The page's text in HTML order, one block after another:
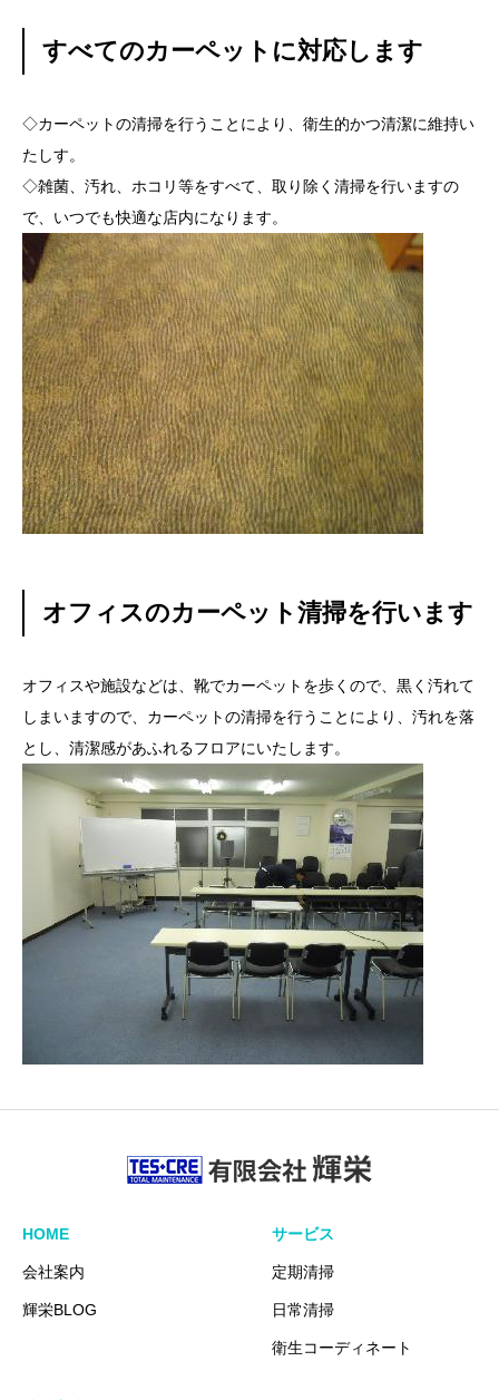
すべてのカーペットに対応します
◇カーペットの清掃を行うことにより、衛生的かつ清潔に維持い
たしす。
◇雑菌、汚れ、ホコリ等をすべて、取り除く清掃を行いますの
で、いつでも快適な店内になります。
オフィスのカーペット清掃を行います
オフィスや施設などは、靴でカーペットを歩くので、黒く汚れて
しまいますので、カーペットの清掃を行うことにより、汚れを落
とし、清潔感があふれるフロアにいたします。
HOME
会社案内
輝栄BLOG
サービス
定期清掃
日常清掃
衛生コーディネート